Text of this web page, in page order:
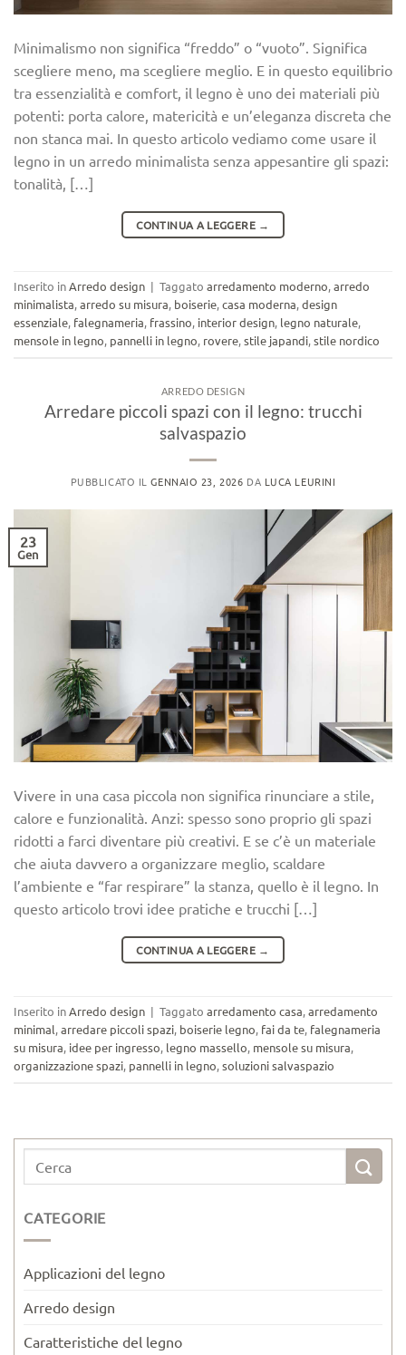
Minimalismo non significa “freddo” o “vuoto”. Significa
scegliere meno, ma scegliere meglio. E in questo equilibrio
tra essenzialità e comfort, il legno è uno dei materiali più
potenti: porta calore, matericità e un’eleganza discreta che
non stanca mai. In questo articolo vediamo come usare il
legno in un arredo minimalista senza appesantire gli spazi:
tonalità, […]
CONTINUA A LEGGERE →
Inserito inArredo design | Taggato arredamento moderno,arredo
minimalista,arredo su misura, boiserie,casa moderna,design
essenziale, falegnameria, frassino, interior design, legno naturale,
mensole in legno, pannelli in legno, rovere,stile japandi,stile nordico
ARREDO DESIGN
Arredare piccoli spazi con il legno: trucchi
salvaspazio
PUBBLICATO ILGENNAIO 23, 2026 DA LUCA LEURINI
23
Gen
Vivere in una casa piccola non significa rinunciare a stile,
calore e funzionalità. Anzi: spesso sono proprio gli spazi
ridotti a farci diventare più creativi. E se c’è un materiale
che aiuta davvero a organizzare meglio, scaldare
l’ambiente e “far respirare” la stanza, quello è il legno. In
questo articolo trovi idee pratiche e trucchi […]
CONTINUA A LEGGERE →
Inserito inArredo design | Taggato arredamento casa,arredamento
minimal,arredare piccoli spazi, boiserie legno, fai da te, falegnameria
su misura, idee per ingresso, legno massello, mensole su misura,
organizzazione spazi, pannelli in legno,soluzioni salvaspazio
CATEGORIE
Applicazioni del legno
Arredo design
Caratteristiche del legno